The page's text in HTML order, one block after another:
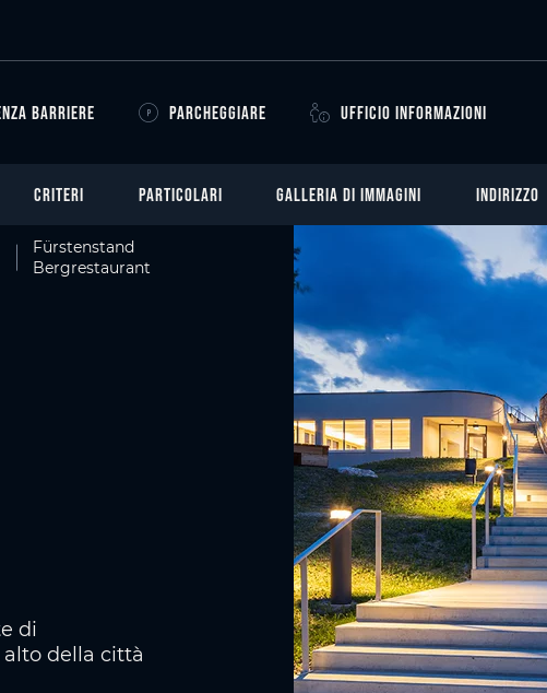
BARRIERE PARCHEGGIARE UFFICIO INFORMAZIONI
CRITERI PARTICOLARI GALLERIA DI IMMAGINI INDIRIZZO
Fürstenstand
Bergrestaurant
di
della città